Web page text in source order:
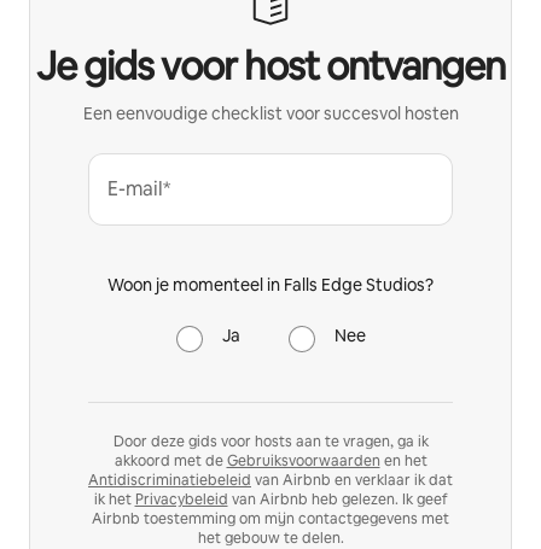
Je gids voor host ontvangen
Een eenvoudige checklist voor succesvol hosten
E-mail*
Woon je momenteel in Falls Edge Studios?
Ja Nee
Door deze gids voor hosts aan te vragen, ga ik
akkoord met deGebruiksvoorwaarden en het
Antidiscriminatiebeleid van Airbnb en verklaar ik dat
ik het Privacybeleid van Airbnb heb gelezen. Ik geef
Airbnb toestemming om mijn contactgegevens met
het gebouw te delen.